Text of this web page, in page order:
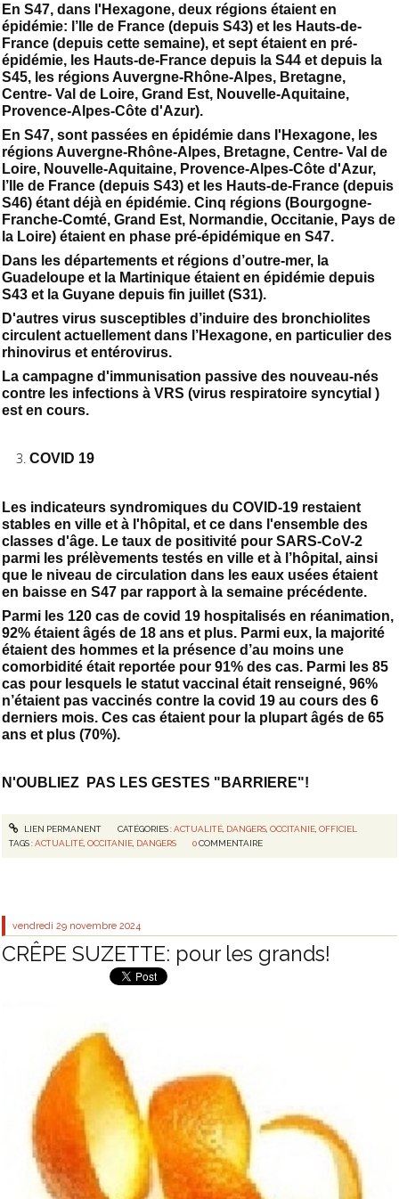
En S47, dans l'Hexagone, deux régions étaient en
épidémie: l’Ile de France (depuis S43) et les Hauts-de-
France (depuis cette semaine), et sept étaient en pré-
épidémie, les Hauts-de-France depuis la S44 et depuis la
S45, les régions Auvergne-Rhône-Alpes, Bretagne,
Centre- Val de Loire, Grand Est, Nouvelle-Aquitaine,
Provence-Alpes-Côte d'Azur).
En S47, sont passées en épidémie dans l'Hexagone, les
régions Auvergne-Rhône-Alpes, Bretagne, Centre- Val de
Loire, Nouvelle-Aquitaine, Provence-Alpes-Côte d'Azur,
l’Ile de France (depuis S43) et les Hauts-de-France (depuis
S46) étant déjà en épidémie. Cinq régions (Bourgogne-
Franche-Comté, Grand Est, Normandie, Occitanie, Pays de
la Loire) étaient en phase pré-épidémique en S47.
Dans les départements et régions d’outre-mer, la
Guadeloupe et la Martinique étaient en épidémie depuis
S43 et la Guyane depuis fin juillet (S31).
D'autres virus susceptibles d’induire des bronchiolites
circulent actuellement dans l’Hexagone, en particulier des
rhinovirus et entérovirus.
La campagne d'immunisation passive des nouveau-nés
contre les infections à VRS (virus respiratoire syncytial )
est en cours.
COVID 19
Les indicateurs syndromiques du COVID-19 restaient
stables en ville et à l'hôpital, et ce dans l'ensemble des
classes d'âge. Le taux de positivité pour SARS-CoV-2
parmi les prélèvements testés en ville et à l’hôpital, ainsi
que le niveau de circulation dans les eaux usées étaient
en baisse en S47 par rapport à la semaine précédente.
Parmi les 120 cas de covid 19 hospitalisés en réanimation,
92% étaient âgés de 18 ans et plus. Parmi eux, la majorité
étaient des hommes et la présence d’au moins une
comorbidité était reportée pour 91% des cas. Parmi les 85
cas pour lesquels le statut vaccinal était renseigné, 96%
n’étaient pas vaccinés contre la covid 19 au cours des 6
derniers mois. Ces cas étaient pour la plupart âgés de 65
ans et plus (70%).
N'OUBLIEZ PAS LES GESTES "BARRIERE"!
LIEN PERMANENT CATÉGORIES :ACTUALITÉ, DANGERS, OCCITANIE, OFFICIEL
TAGS :ACTUALITÉ ,OCCITANIE DANGERS 0 COMMENTAIRE
vendredi 29 novembre 2024
CRÊPE SUZETTE: pour les grands!